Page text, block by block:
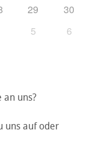
29
30
5 6
an uns?
uns auf oder